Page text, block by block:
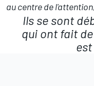
au centre de
Ils se sont
qui ont fait